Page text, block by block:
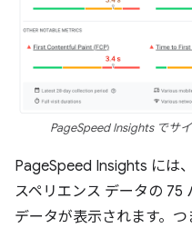
PageSpeed Insights でサ
PageSpeed Insights には
スペリエンス データの 75
データが表示されます。